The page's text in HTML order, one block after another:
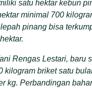
satu hektar kebun
minimal 700
pinang bisa
Rengas Lestari, baru
kilogram briket satu
kg. Perbandingan